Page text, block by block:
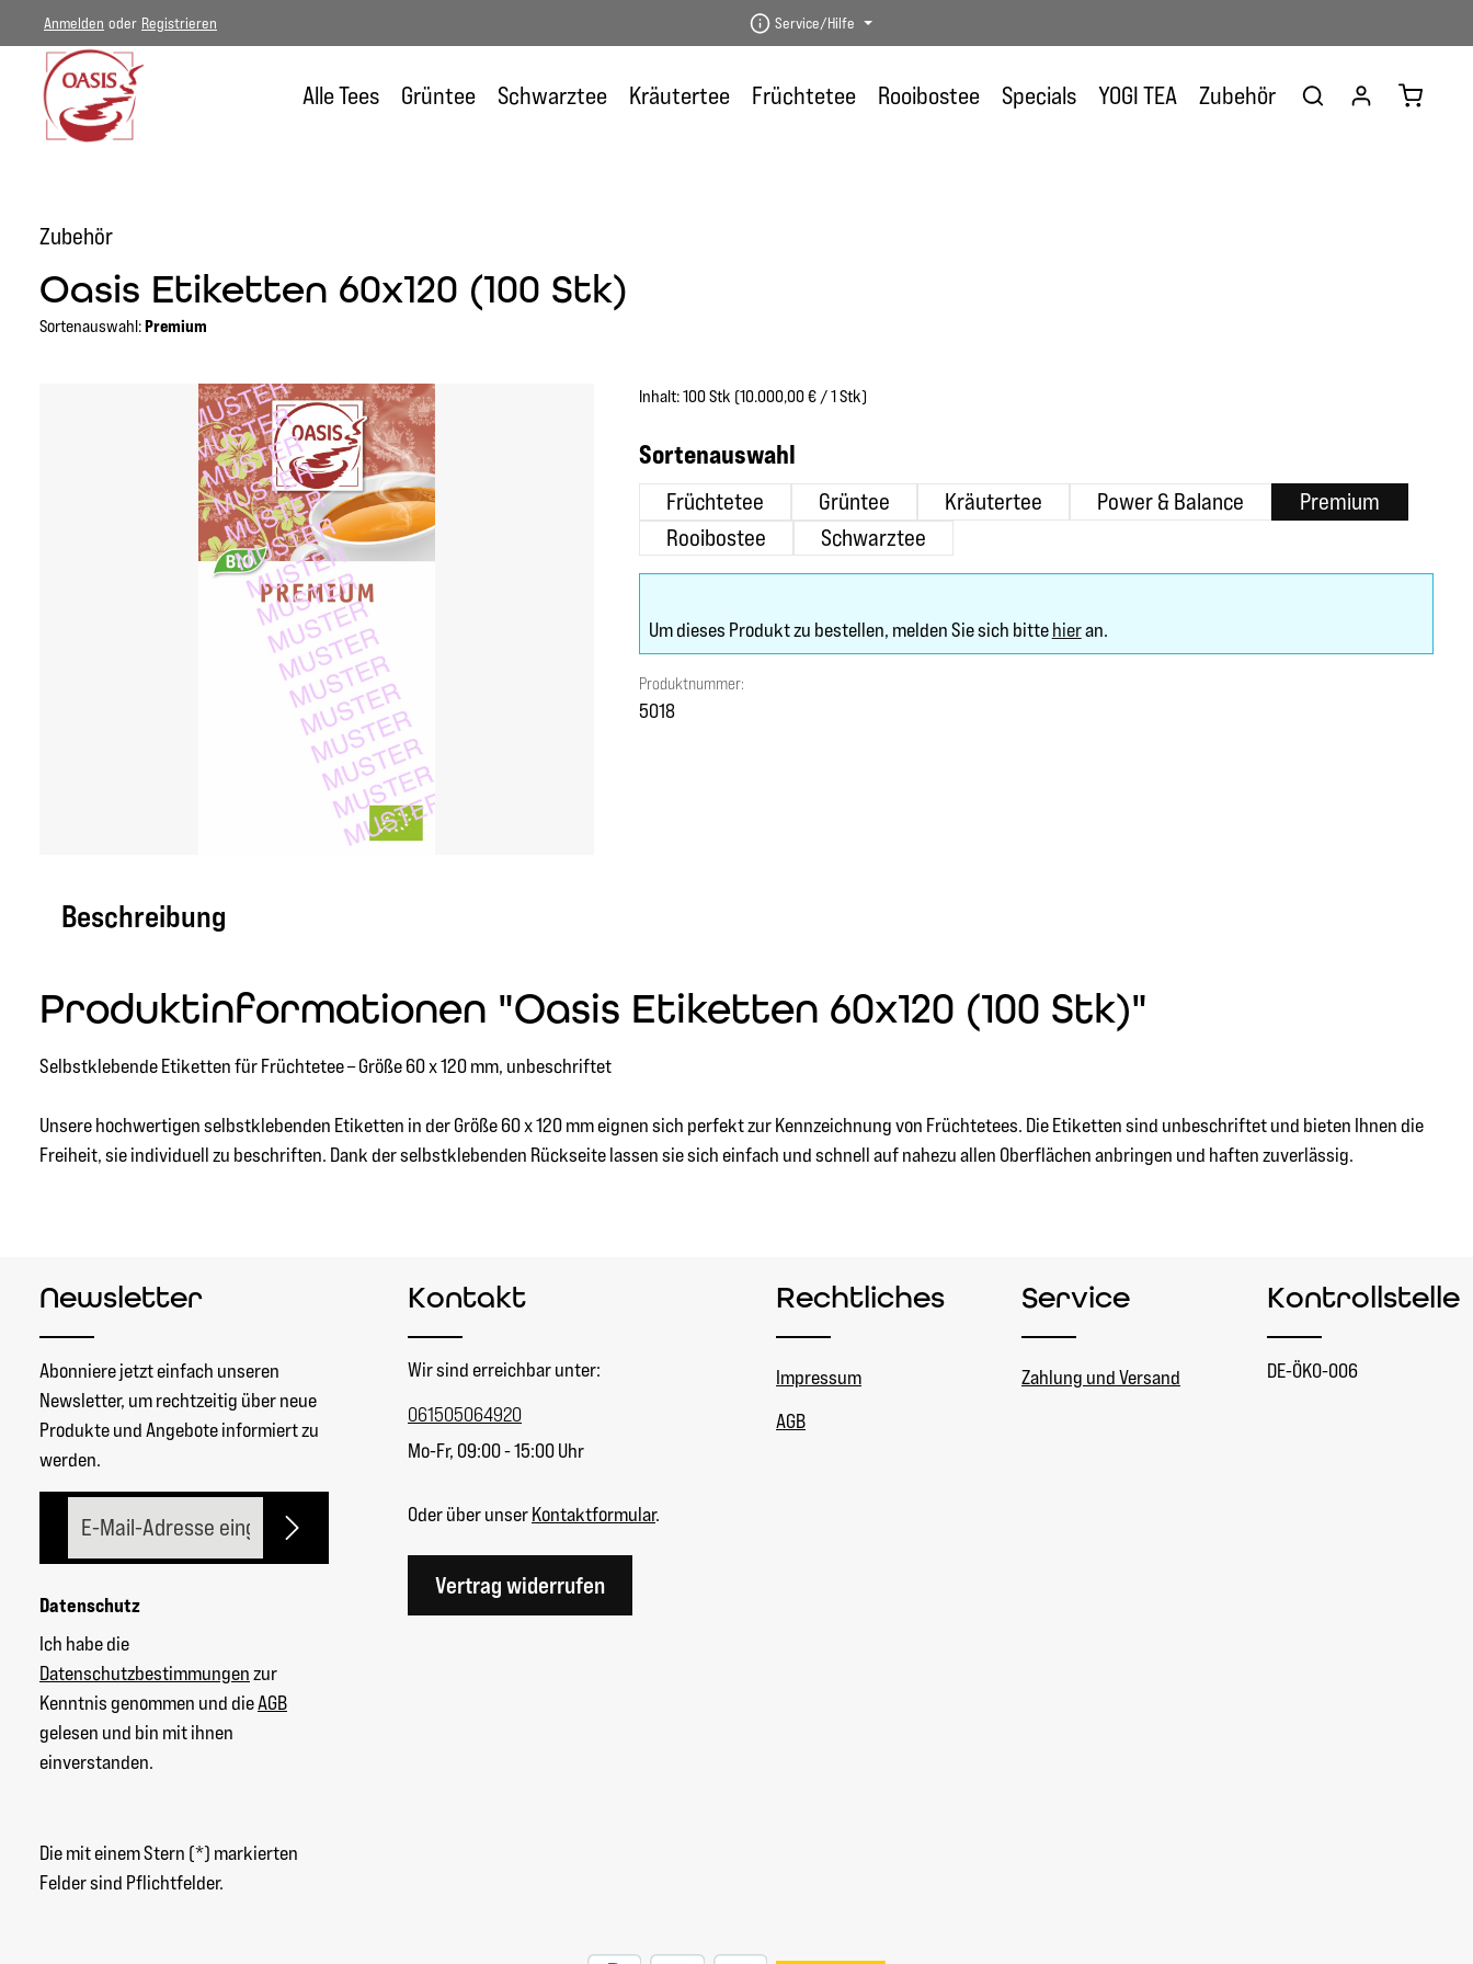
Hauptinhalt springen
Zur Hauptnavigation springen
Anmelden oder Registrieren Service/Hilfe
Alle Tees Grüntee Schwarztee Kräutertee Früchtetee Rooibostee Specials YOGI TEA Zubehör
Zubehör
Oasis Etiketten 60x120 (100 Stk)
Sortenauswahl:Premium
Bildergalerie überspringen Inhalt:100 Stk (10.000,00 € / 1 Stk)
Sortenauswahlauswählen
Früchtetee Grüntee Kräutertee Power & Balance
Premium
Rooibostee
Schwarztee
Um dieses Produkt zu bestellen, melden Sie sich bittehieran.
Produktnummer:
5018
Beschreibung
Produktinformationen "Oasis Etiketten 60x120 (100 Stk)"
Selbstklebende Etiketten für Früchtetee – Größe 60 x 120 mm, unbeschriftet
Unsere hochwertigen selbstklebenden Etiketten in der Größe 60 x 120 mm eignen sich perfekt zur Kennzeichnung von Früchtetees. Die Etiketten sind unbeschriftet und bieten Ihnen die
Freiheit, sie individuell zu beschriften. Dank der selbstklebenden Rückseite lassen sie sich einfach und schnell auf nahezu allen Oberflächen anbringen und haften zuverlässig.
Newsletter
Abonniere jetzt einfach unseren
Newsletter, um rechtzeitig über neue
Produkte und Angebote informiert zu
werden.
Datenschutz
Ich habe die
Datenschutzbestimmungenzur
Kenntnis genommen und dieAGB
gelesen und bin mit ihnen
einverstanden.
Die mit einem Stern (*) markierten
Felder sind Pflichtfelder.
Kontakt
Wir sind erreichbar unter:
061505064920
Mo-Fr, 09:00 - 15:00 Uhr
Oder über unserKontaktformular.
Vertrag widerrufen
Rechtliches
Impressum
AGB
Service
Zahlung und Versand
Kontrollstelle
DE-ÖKO-006